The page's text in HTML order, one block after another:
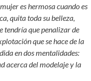
es hermosa cuando es
quita toda su belleza,
tendría que penalizar de
que se hace de la
en dos mentalidades:
acerca del modelaje y la
22°C 20°C